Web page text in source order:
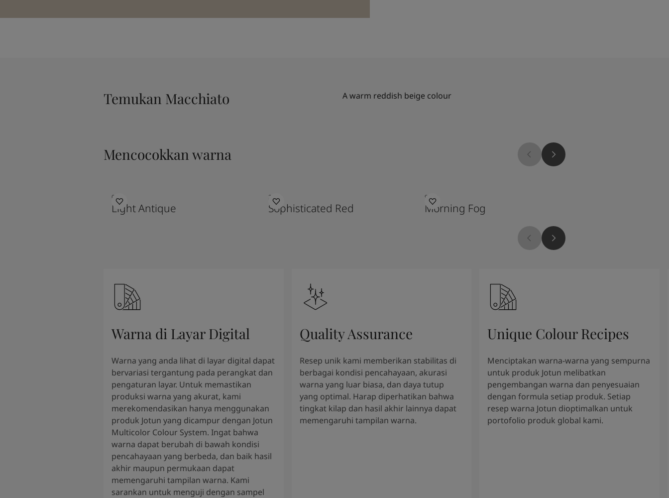
Temukan Macchiato A warm reddish beige colour
Mencocokkan warna
0471
Light Antique
2951
Sophisticated Red
9918
Morning Fog
Warna di Layar Digital
Warna yang anda lihat di layar digital dapat
bervariasi tergantung pada perangkat dan
pengaturan layar. Untuk memastikan
produksi warna yang akurat, kami
merekomendasikan hanya menggunakan
produk Jotun yang dicampur dengan Jotun
Multicolor Colour System. Ingat bahwa
warna dapat berubah di bawah kondisi
pencahayaan yang berbeda, dan baik hasil
akhir maupun permukaan dapat
memengaruhi tampilan warna. Kami
sarankan untuk menguji dengan sampel
Quality Assurance
Resep unik kami memberikan stabilitas di
berbagai kondisi pencahayaan, akurasi
warna yang luar biasa, dan daya tutup
yang optimal. Harap diperhatikan bahwa
tingkat kilap dan hasil akhir lainnya dapat
memengaruhi tampilan warna.
Unique Colour Recipes
Menciptakan warna-warna yang sempurna
untuk produk Jotun melibatkan
pengembangan warna dan penyesuaian
dengan formula setiap produk. Setiap
resep warna Jotun dioptimalkan untuk
portofolio produk global kami.